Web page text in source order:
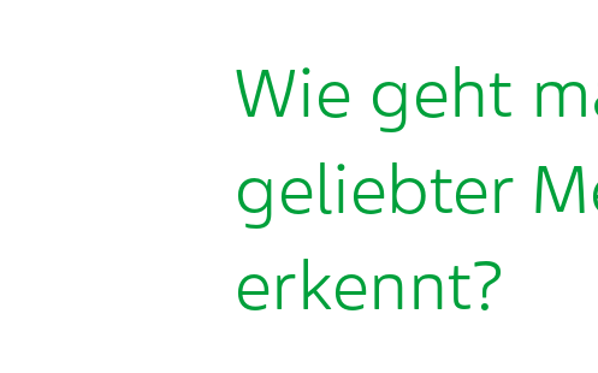
Wie geht
geliebter
erkennt?